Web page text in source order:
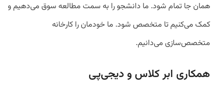
همان جا تمام شود. ما دانشجو را به سمت مطالعه سوق می‌دهیم و
کمک می‌کنیم تا متخصص شود. ما خودمان را کارخانه
متخصص‌سازی می‌دانیم.
همکاری ابر کلاس و دیجی‌پی